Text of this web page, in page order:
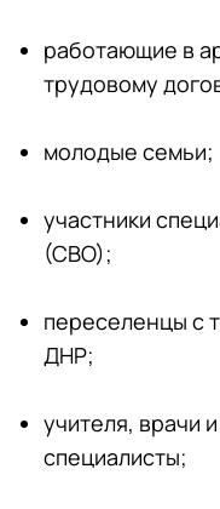
работающие в
трудовому
молодые семьи;
участники
(СВО);
переселенцы с
ДНР;
учителя, врачи
специалисты;